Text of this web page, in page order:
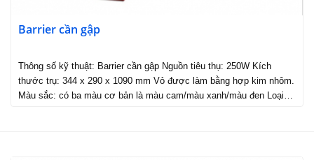
Barrier cần gập
Thông số kỹ thuật: Barrier cần gập Nguồn tiêu thụ: 250W Kích
thước trụ: 344 x 290 x 1090 mm Vỏ được làm bằng hợp kim nhôm.
Màu sắc: có ba màu cơ bản là màu cam/màu xanh/màu đen Loại…